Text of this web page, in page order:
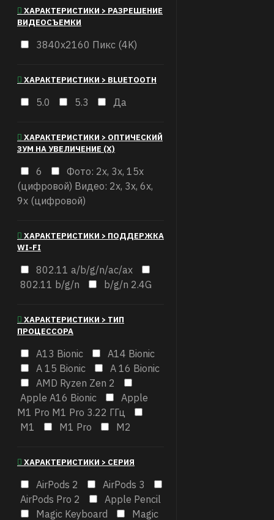
ХАРАКТЕРИСТИКИ > РАЗРЕШЕНИЕ
ВИДЕОСЪЕМКИ
3840x2160 Пикс (4K)
ХАРАКТЕРИСТИКИ > BLUETOOTH
5.0 5.3 Да
ХАРАКТЕРИСТИКИ > ОПТИЧЕСКИЙ
ЗУМ НА УВЕЛИЧЕНИЕ (X)
6
Фото: 2х, 3х, 15х
(цифровой) Видео: 2х, 3х, 6х,
9х (цифровой)
ХАРАКТЕРИСТИКИ > ПОДДЕРЖКА
WI-FI
802.11 a/b/g/n/ac/ax
802.11 b/g/n
b/g/n 2.4G
ХАРАКТЕРИСТИКИ > ТИП
ПРОЦЕССОРА
A13 Bionic
A14 Bionic
A 15 Bionic
A 16 Bionic
AMD Ryzen Zen 2
Apple A16 Bionic
Apple
M1 Pro M1 Pro 3.22 ГГц
M1
M1 Pro M2
ХАРАКТЕРИСТИКИ > СЕРИЯ
AirPods 2
AirPods 3
AirPods Pro 2
Apple Pencil
Magic Keyboard
Magic